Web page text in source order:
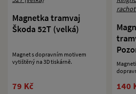
Magnetka tramvaj
Škoda 52T (velká)
Magnet s dopravním motivem
vytištěný na 3D tiskárně.
79 Kč 140